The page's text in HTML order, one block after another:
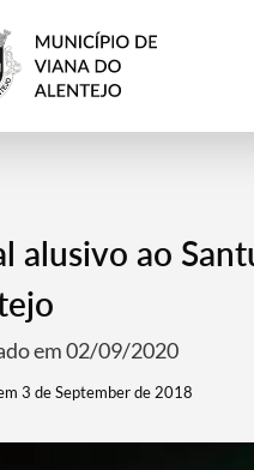
alusivo ao
em 02/09/2020
3 de September de 2018